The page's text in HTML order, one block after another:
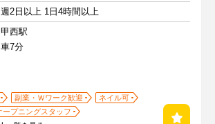
週2日以上 1日4時間以上
甲西駅
車7分
副業・Ｗワーク歓迎
ネイル可
ープニングスタッフ